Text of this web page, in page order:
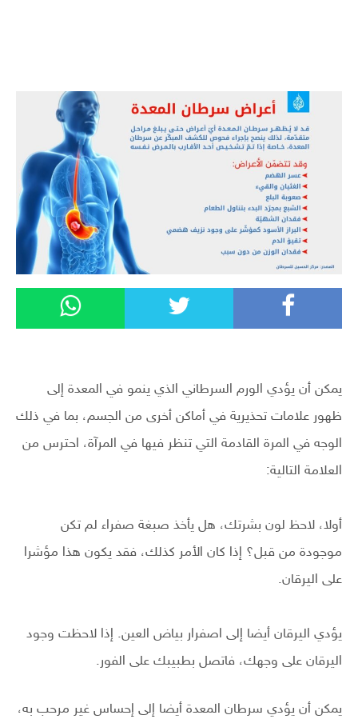
يمكن أن يؤدي الورم السرطاني الذي ينمو في المعدة إلى
ظهور علامات تحذيرية في أماكن أخرى من الجسم، بما في ذلك
الوجه في المرة القادمة التي تنظر فيها في المرآة، احترس من
العلامة التالية:
أولا، لاحظ لون بشرتك، هل يأخذ صبغة صفراء لم تكن
موجودة من قبل؟ إذا كان الأمر كذلك، فقد يكون هذا مؤشرا
على اليرقان.
يؤدي اليرقان أيضا إلى اصفرار بياض العين. إذا لاحظت وجود
اليرقان على وجهك، فاتصل بطبيبك على الفور.
يمكن أن يؤدي سرطان المعدة أيضا إلى إحساس غير مرحب به،